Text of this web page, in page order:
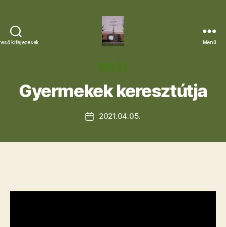
kifejezések
Egyházközség
Menü
Kategóriák
VIDEÓK
Gyermekek keresztútja
Bejegyzés
2021.04.05.